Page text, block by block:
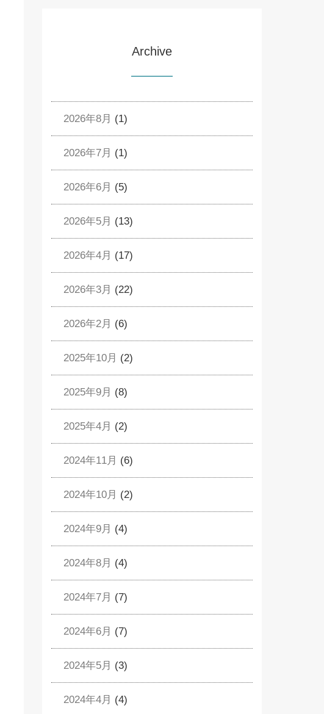
Archive
2026年8月 (1)
2026年7月 (1)
2026年6月 (5)
2026年5月 (13)
2026年4月 (17)
2026年3月 (22)
2026年2月 (6)
2025年10月 (2)
2025年9月 (8)
2025年4月 (2)
2024年11月 (6)
2024年10月 (2)
2024年9月 (4)
2024年8月 (4)
2024年7月 (7)
2024年6月 (7)
2024年5月 (3)
2024年4月 (4)